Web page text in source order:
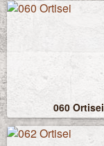
060 Ortisei